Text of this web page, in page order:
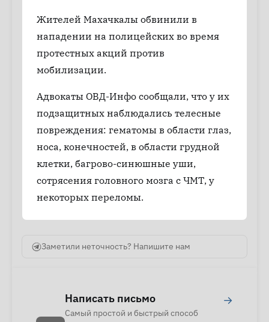
Жителей Махачкалы обвинили в
нападении на полицейских во время
протестных акций против
мобилизации.
Адвокаты ОВД-Инфо сообщали, что у их
подзащитных наблюдались телесные
повреждения: гематомы в области глаз,
носа, конечностей, в области грудной
клетки, багрово-синюшные уши,
сотрясения головного мозга с ЧМТ, у
некоторых переломы.
Заметили неточность? Напишите нам
Написать письмо
Самый простой и быстрый способ
→